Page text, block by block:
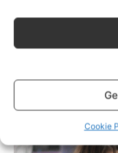
Cookie
SĂ PREVII!
anumitor
RELATED